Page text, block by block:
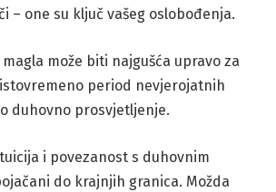
– one su ključ vašeg oslobođenja.
može biti najgušća upravo za
period nevjerojatnih
duhovno prosvjetljenje.
i povezanost s duhovnim
do krajnjih granica. Možda